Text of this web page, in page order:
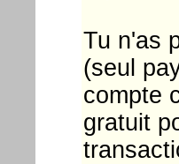
Tu n'as
(seul
compte
gratuit